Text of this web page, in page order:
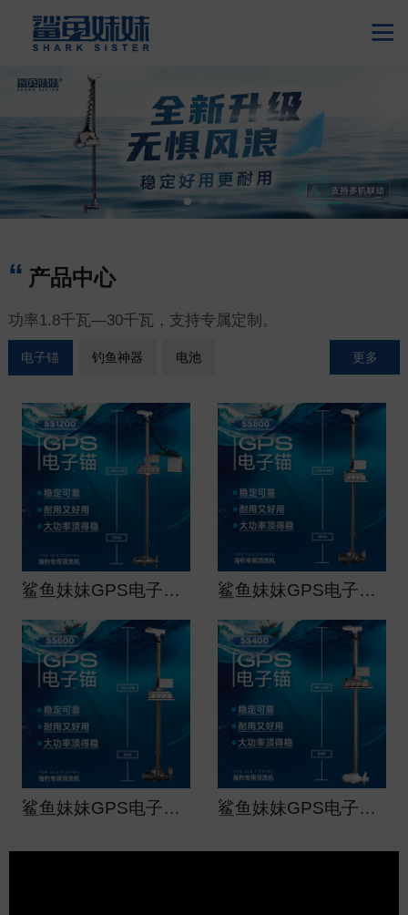

产品中心
功率1.8千瓦—30千瓦，支持专属定制。
电子锚 钓鱼神器 电池 更多
鲨鱼妹妹GPS电子锚（船用）大功率顶流机ss1200 鲨鱼妹妹GPS电子锚（船用）大功率顶流机ss800
鲨鱼妹妹GPS电子锚（船用）大功率顶流机ss600 鲨鱼妹妹GPS电子锚（船用）大功率顶流机ss400